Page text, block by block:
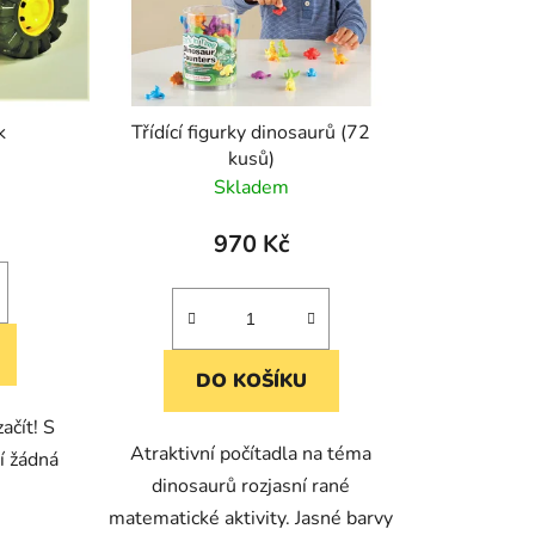
S
žádná
Třídící figurky dinosaurů (72
kusů)
Skladem
970 Kč
DO KOŠÍKU
Atraktivní počítadla na téma
dinosaurů rozjasní rané
matematické aktivity. Jasné barvy